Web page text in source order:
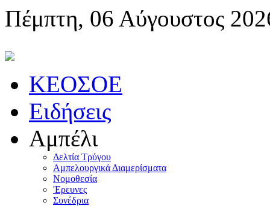
Πέμπτη, 06 Αύγουστος
KEOΣOE
Ειδήσεις
Αμπέλι
Δελτία Τρύγου
Αμπελουργικά Διαμερίσματα
Nομοθεσία
'Eρευνες
Συνέδρια